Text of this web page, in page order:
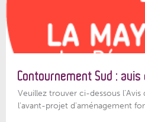
Contournement Sud :
Veuillez trouver ci-dessous
l'avant-projet d'aménagement